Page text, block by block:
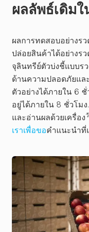
ผลลัพธ์เดิมใ
ผลการทดสอบอย่างรว
ปล่อยสินค้าได้อย่างร
จุลินทรีย์ตัวบ่งชี้แบบรว
ด้านความปลอดภัยแ
ตัวอย่างได้ภายใน 6
อยู่ได้ภายใน 8 ชั่วโมง.
และอ่านผลด้วยเครื่อง
เราเพื่อขอคำแนะนำที่